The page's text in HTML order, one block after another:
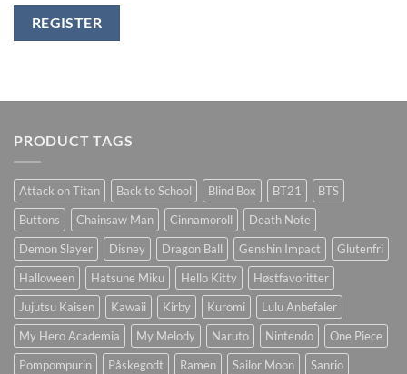
REGISTER
PRODUCT TAGS
Attack on Titan Back to School Blind Box BT21
BTS
Buttons
Chainsaw Man Cinnamoroll
Death Note
Demon Slayer
Disney Dragon Ball Genshin Impact
Glutenfri
Halloween
Hatsune Miku Hello Kitty
Høstfavoritter
Jujutsu Kaisen
Kawaii Kirby Kuromi
Lulu Anbefaler
My Hero Academia
My Melody Naruto Nintendo
One Piece
Pompompurin
Påskegodt Ramen Sailor Moon
Sanrio